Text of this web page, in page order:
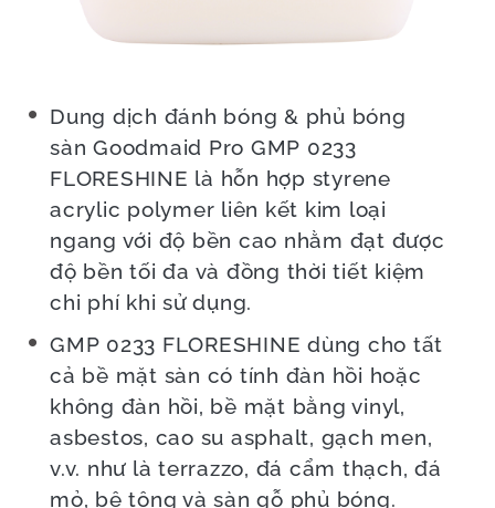
Dung dịch đánh bóng & phủ bóng
sàn Goodmaid Pro GMP 0233
FLORESHINE là hỗn hợp styrene
acrylic polymer liên kết kim loại
ngang với độ bền cao nhằm đạt được
độ bền tối đa và đồng thời tiết kiệm
chi phí khi sử dụng.
GMP 0233 FLORESHINE dùng cho tất
cả bề mặt sàn có tính đàn hồi hoặc
không đàn hồi, bề mặt bằng vinyl,
asbestos, cao su asphalt, gạch men,
v.v. như là terrazzo, đá cẩm thạch, đá
mỏ, bê tông và sàn gỗ phủ bóng.